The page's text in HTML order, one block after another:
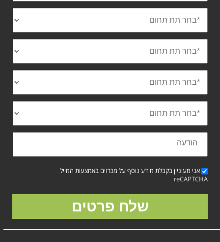
אני מעוניין בקבלת מידע נוסף על מכרזים באמצעות המייל
reCAPTCHA
שלח פרטים